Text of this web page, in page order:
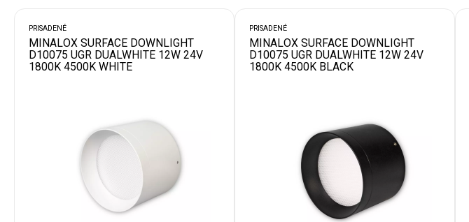
PRISADENÉ
MINALOX SURFACE DOWNLIGHT
D10075 UGR DUALWHITE 12W 24V
1800K 4500K WHITE
PRISADENÉ
MINALOX SURFACE DOWNLIGHT
D10075 UGR DUALWHITE 12W 24V
1800K 4500K BLACK